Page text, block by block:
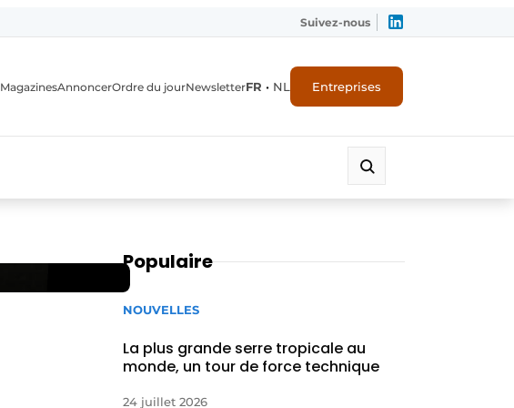
Suivez-nous
MagazinesAnnoncerOrdre du jourNewsletterFR • NL Entreprises
Populaire
NOUVELLES
La plus grande serre tropicale au
monde, un tour de force technique
24 juillet 2026